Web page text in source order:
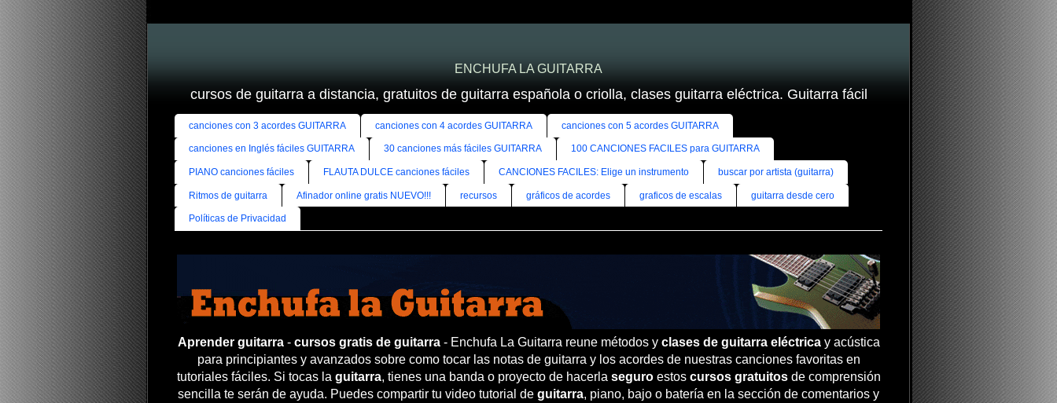
ENCHUFA LA GUITARRA
cursos de guitarra a distancia, gratuitos de guitarra española o criolla, clases guitarra eléctrica. Guitarra fácil
canciones con 3 acordes GUITARRA canciones con 4 acordes GUITARRA canciones con 5 acordes GUITARRA
canciones en Inglés fáciles GUITARRA 30 canciones más fáciles GUITARRA 100 CANCIONES FACILES para GUITARRA
PIANO canciones fáciles FLAUTA DULCE canciones fáciles CANCIONES FACILES: Elige un instrumento buscar por artista (guitarra)
Ritmos de guitarra Afinador online gratis NUEVO!!! recursos gráficos de acordes graficos de escalas guitarra desde cero
Políticas de Privacidad
Aprender guitarra- cursos gratis de guitarra- Enchufa La Guitarra reune métodos y clases de guitarra eléctricay acústica
para principiantes y avanzados sobre como tocar las notas de guitarra y los acordes de nuestras canciones favoritas en
tutoriales fáciles. Si tocas la guitarra, tienes una banda o proyecto de hacerla seguroestos cursos gratuitosde comprensión
sencilla te serán de ayuda. Puedes compartir tu video tutorial de guitarra, piano, bajo o batería en la sección de comentarios y